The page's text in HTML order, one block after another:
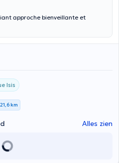
approche bienveillante et
Isis
21,6 km
Alles zien